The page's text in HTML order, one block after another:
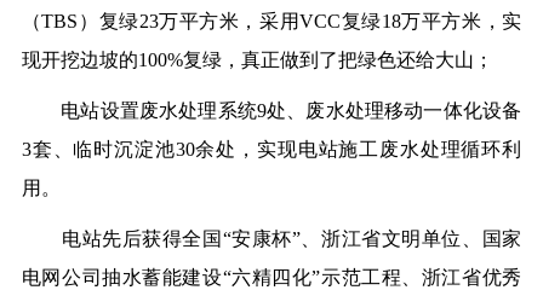
（TBS）复绿23万平方米，采用VCC复绿18万平方米，实
现开挖边坡的100%复绿， 真正做到了把绿色还给大山；
电站设置废水处理系统9处、废水处理移动一体化设备
3套、临时沉淀池30余处，实现电站施工废水处理循环利
用。
电站先后获得全国“安康杯”、浙江省文明单位、国家
电网公司抽水蓄能建设“六精四化”示范工程、浙江省优秀